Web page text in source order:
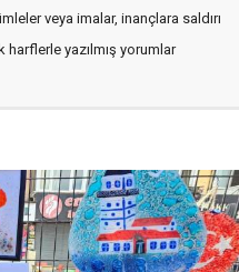
veya imalar, inançlara saldırı
harflerle yazılmış yorumlar